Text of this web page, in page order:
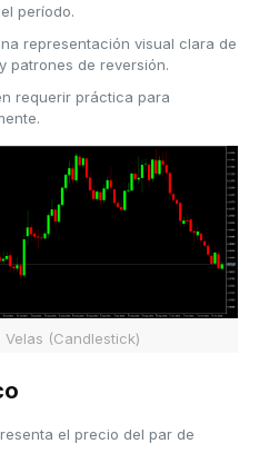
período.
representación visual clara de
patrones de reversión.
requerir práctica para
(Candlestick)
el precio del par de